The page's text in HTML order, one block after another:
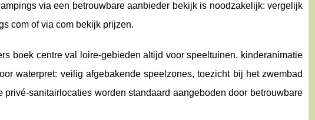
via een betrouwbare aanbieder bekijk is noodzakelijk: vergelijk
com of via com bekijk prijzen.
boek centre val loire-gebieden altijd voor speeltuinen, kinderanimatie
waterpret: veilig afgebakende speelzones, toezicht bij het zwembad
sanitairlocaties worden standaard aangeboden door betrouwbare